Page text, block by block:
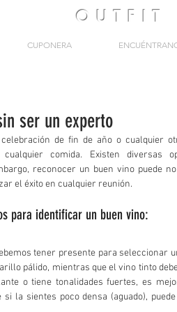
OUTFIT
CUPONERA
ser un experto
de fin de año o cualquier
comida. Existen diversas
reconocer un buen vino puede
el éxito en cualquier reunión.
para identificar un buen vino:
tener presente para seleccionar
pálido, mientras que el vino tinto
o tiene tonalidades fuertes, es
la sientes poco densa (aguado),